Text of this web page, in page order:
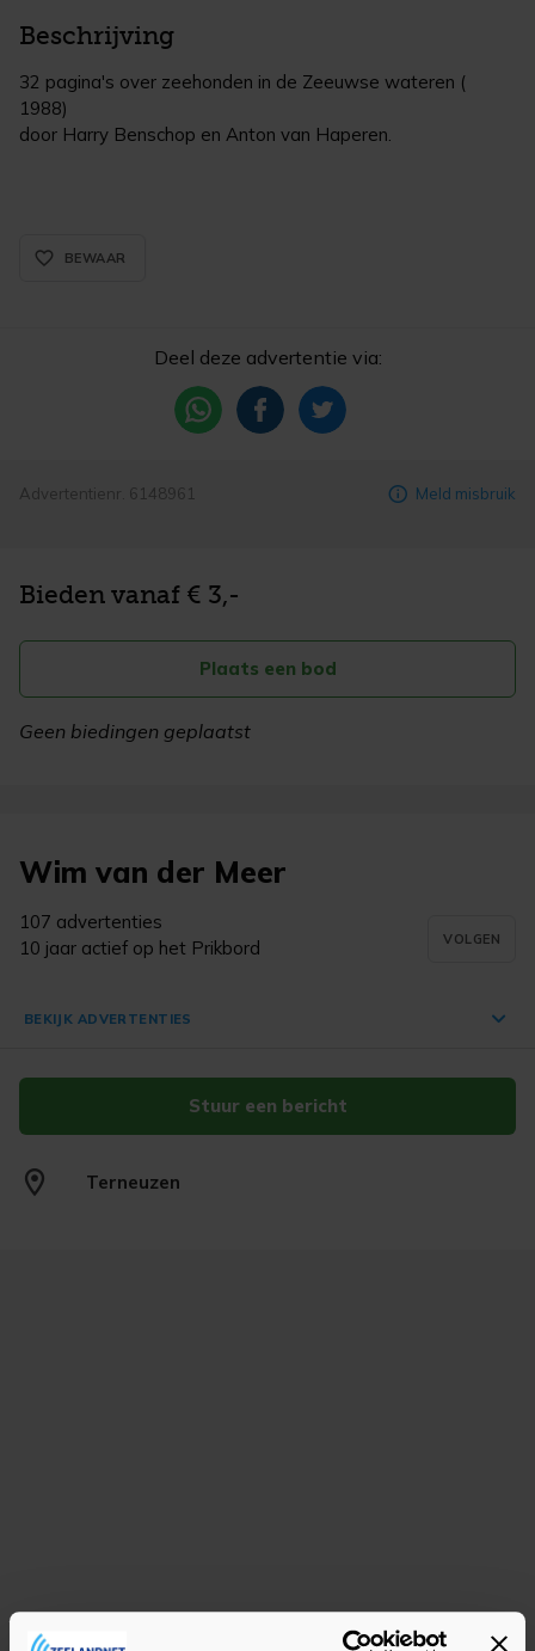
Beschrijving
32 pagina's over zeehonden in de Zeeuwse wateren (
1988)
door Harry Benschop en Anton van Haperen.
favorite_border_rounded
BEWAAR
Deel deze advertentie via:
Advertentienr. 6148961 Meld misbruik
Bieden vanaf € 3,-
Plaats een bod
Geen biedingen geplaatst
Wim van der Meer
107 advertenties
10 jaar actief op het Prikbord
VOLGEN
BEKIJK ADVERTENTIES
Met de zee verbonden. Maritieme
schilderijen
Terneuzen
De tenues van de Nederlandse
Marine. De officieren 1813-1913
Stuur een bericht
Terneuzen